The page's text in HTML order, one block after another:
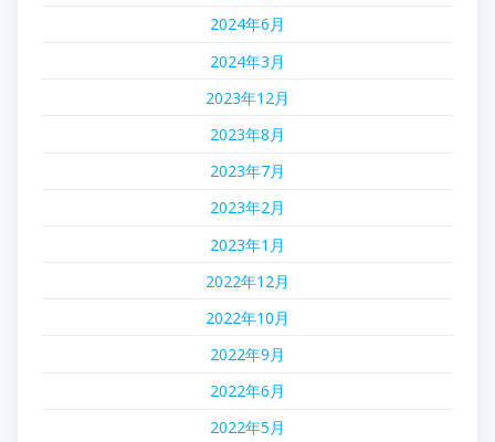
2024年6月
2024年3月
2023年12月
2023年8月
2023年7月
2023年2月
2023年1月
2022年12月
2022年10月
2022年9月
2022年6月
2022年5月